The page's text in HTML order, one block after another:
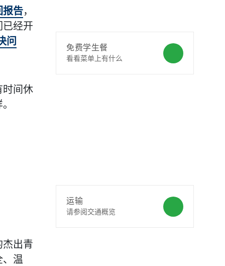
报告，
经开
问
时间休
杰出青
、温
免费学生餐
看看菜单上有什么
运输
请参阅交通概览